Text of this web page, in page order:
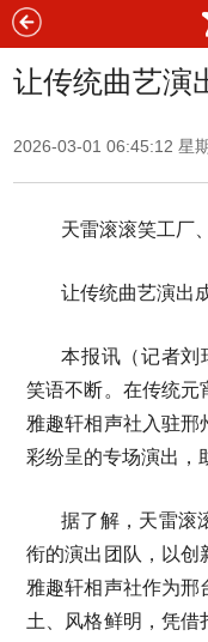
让传统曲艺演
2026-03-01 06:45:12 星
天雷滚滚笑工厂
让传统曲艺演出
本报讯（记者刘
笑语不断。在传统元
雅趣轩相声社入驻
彩纷呈的专场演出，
据了解，天雷滚
衔的演出团队，以创
雅趣轩相声社作为邢
土、风格鲜明，凭借